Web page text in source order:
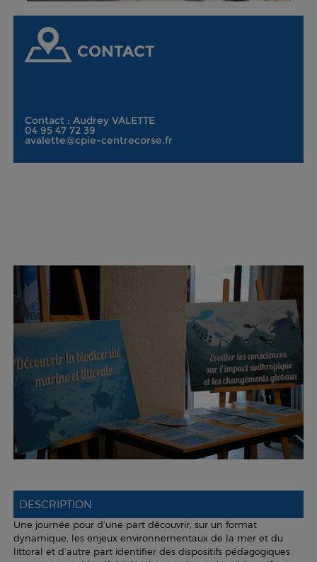
CONTACT
Contact : Audrey VALETTE
04 95 47 72 39
avalette@cpie-centrecorse.fr
DESCRIPTION
Une journée pour d’une part découvrir, sur un format
dynamique, les enjeux environnementaux de la mer et du
littoral et d’autre part identifier des dispositifs pédagogiques